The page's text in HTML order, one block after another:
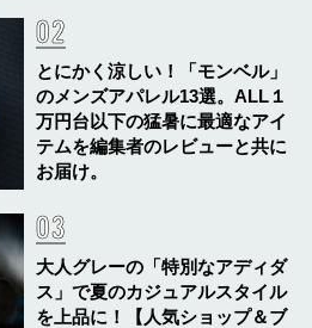
とにかく涼しい！「モンベル」
のメンズアパレル13選。ALL１
万円台以下の猛暑に最適なアイ
テムを編集者のレビューと共に
お届け。
大人グレーの「特別なアディダ
ス」で夏のカジュアルスタイル
を上品に！【人気ショップ＆ブ